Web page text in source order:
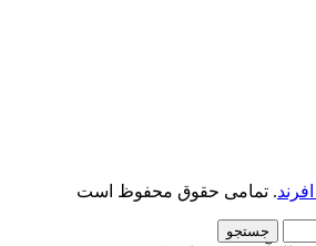
. تمامی حقوق محفوظ است
جستجو